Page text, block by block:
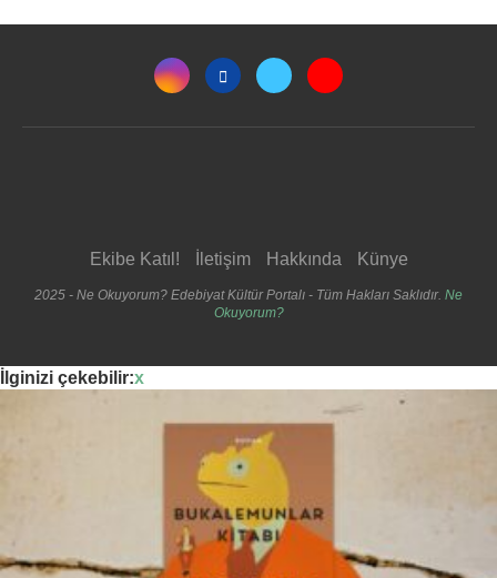
Ekibe Katıl! İletişim Hakkında Künye
2025 - Ne Okuyorum? Edebiyat Kültür Portalı - Tüm Hakları Saklıdır. Ne
Okuyorum?
İlginizi çekebilir:x